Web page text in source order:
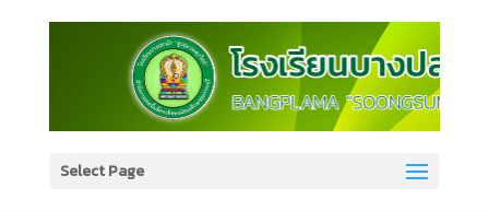
Select Page